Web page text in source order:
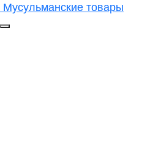
Мусульманские товары